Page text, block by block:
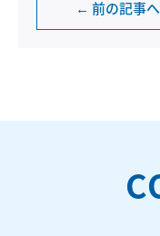
← 前の記事へ